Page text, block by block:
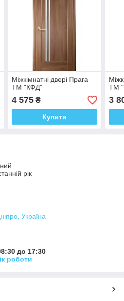
Міжкімнатні двері Прага
ТМ "КФД"
4 575₴
Купити
ТМ
3
рік
Україна
до 17:30
роботи